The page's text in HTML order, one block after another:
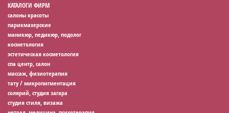
КАТАЛОГИ ФИРМ
салоны красоты
парикмахерские
маникюр, педикюр, подолог
косметология
эстетическая косметология
спа центр, салон
массаж, физиотерапия
тату / микропигментация
солярий, студия загара
студия стиля, визажа